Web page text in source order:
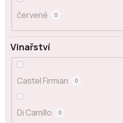
červené 0
Vinařství
Castel Firmian 0
Di Camillo 0